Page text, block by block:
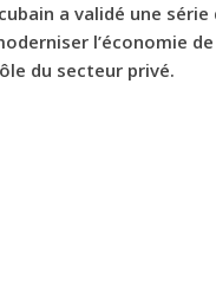
a validé une série
l’économie de
du secteur privé.